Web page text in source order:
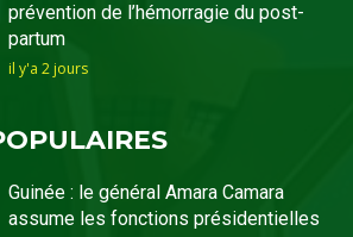
prévention de l’hémorragie du post-
partum
il y'a 2 jours
Guinée : le général Amara Camara
assume les fonctions présidentielles